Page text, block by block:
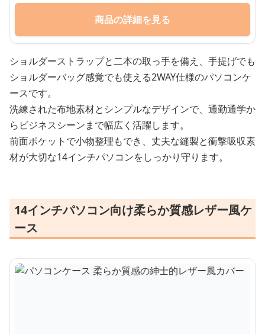
商品の詳細を見る
ショルダーストラップと二本の取っ手を備え、手提げでも
ショルダーバッグ感覚でも使える2WAY仕様のパソコンケ
ースです。
洗練された布地素材とシンプルなデザインで、通勤通学か
らビジネスシーンまで幅広く活躍します。
前面ポケットで小物整理もでき、丈夫な縫製と衝撃吸収素
材が大切な14インチパソコンをしっかり守ります。
14インチパソコン向け柔らか質感レザー風ケ
ース